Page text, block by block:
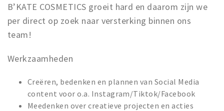
B’KATE COSMETICS groeit hard en daarom zijn we
per direct op zoek naar versterking binnen ons
team!
Werkzaamheden
Creëren, bedenken en plannen van Social Media
content voor o.a. Instagram/Tiktok/Facebook
Meedenken over creatieve projecten en acties